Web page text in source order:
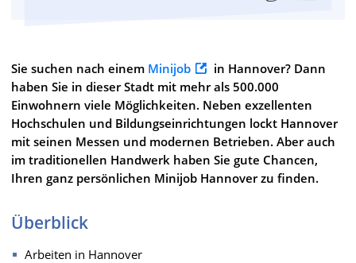
Sie suchen nach einem Minijob
in Hannover? Dann
haben Sie in dieser Stadt mit mehr als 500.000
Einwohnern viele Möglichkeiten. Neben exzellenten
Hochschulen und Bildungseinrichtungen lockt Hannover
mit seinen Messen und modernen Betrieben. Aber auch
im traditionellen Handwerk haben Sie gute Chancen,
Ihren ganz persönlichen Minijob Hannover zu finden.
Überblick
Arbeiten in Hannover